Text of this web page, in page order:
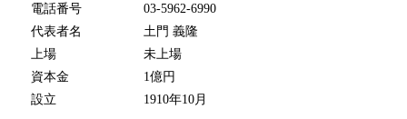
電話番号
03-5962-6990
代表者名
土門 義隆
上場
未上場
資本金
1億円
設立
1910年10月